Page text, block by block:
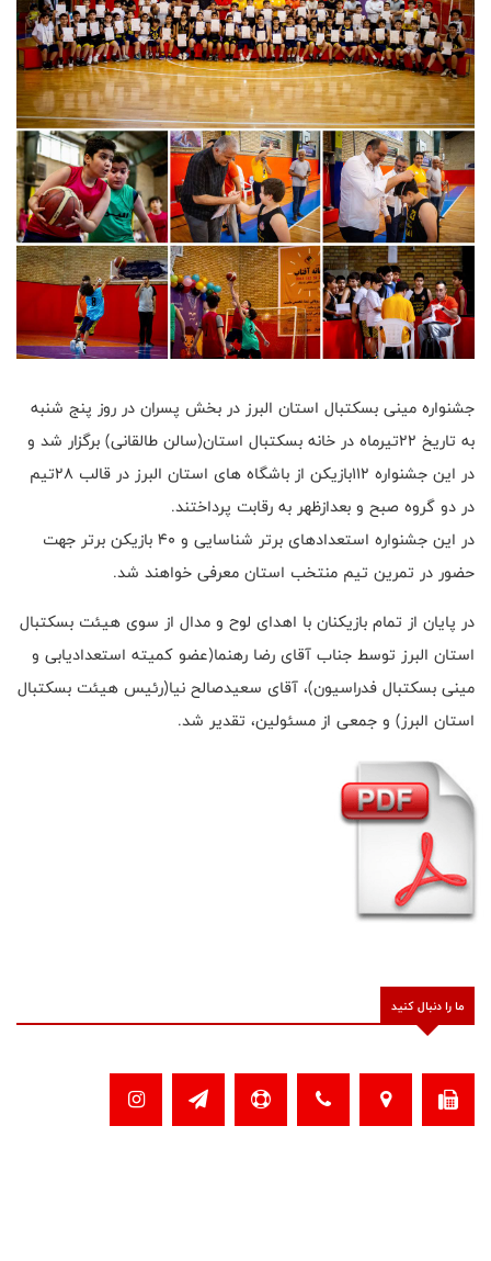
جشنواره مینی بسکتبال استان البرز در بخش پسران در روز پنج شنبه
به تاریخ ۲۲تیرماه در خانه بسکتبال استان(سالن طالقانی) برگزار شد و
در این جشنواره ۱۱۲بازیکن از باشگاه های استان البرز در قالب ۲۸تیم
در دو گروه صبح و بعدازظهر به رقابت پرداختند.
در این جشنواره استعدادهای برتر شناسایی و ۴۰ بازیکن برتر جهت
حضور در تمرین تیم منتخب استان معرفی خواهند شد.
در پایان از تمام بازیکنان با اهدای لوح و مدال از سوی هیئت بسکتبال
استان البرز توسط جناب آقای رضا رهنما(عضو کمیته استعدادیابی و
مینی بسکتبال فدراسیون)، آقای سعیدصالح نیا(رئیس هیئت بسکتبال
استان البرز) و جمعی از مسئولین، تقدیر شد.
ما را دنبال کنید